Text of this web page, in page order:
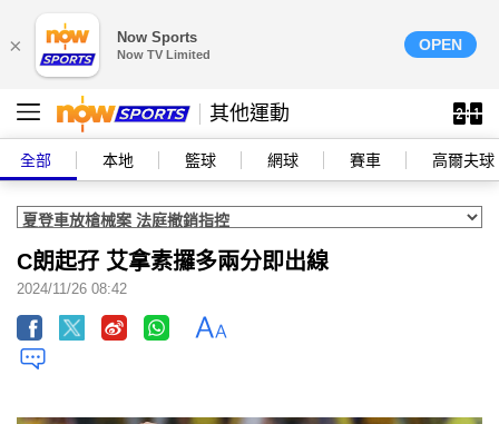
× Now Sports
Now TV Limited
OPEN
其他運動
全部 本地 籃球 網球 賽車 高爾夫球
C朗起孖 艾拿素攞多兩分即出線
2024/11/26 08:42